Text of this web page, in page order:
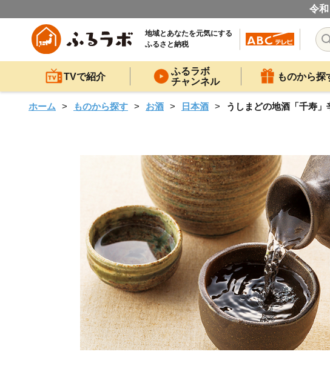
令
地域とあなたを元気にする
ふるさと納税
TVで紹介
ふるラボ
チャンネル
ものから探
ホーム ものから探す お酒 日本酒 うしまどの地酒「千寿